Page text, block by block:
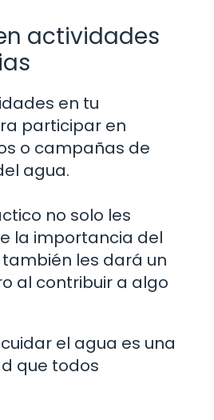
actividades
en tu
participar en
o campañas de
agua.
no solo les
la importancia del
les dará un
al contribuir a algo
el agua es una
que todos